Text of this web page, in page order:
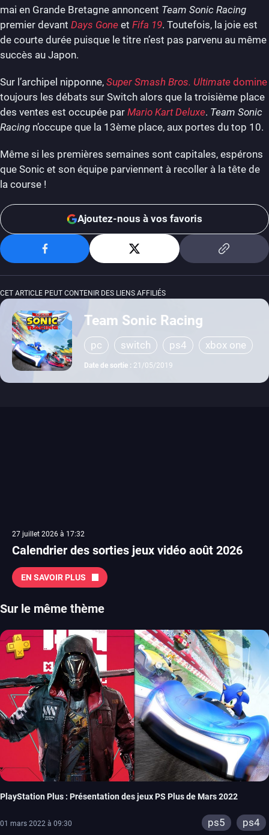
mai en Grande Bretagne annoncent Team Sonic Racing
premier devant Days Gone et Fifa 19. Toutefois, la joie est
de courte durée puisque le titre n’est pas parvenu au même
succès au Japon.
Sur l’archipel nipponne, Super Smash Bros. Ultimate domine
toujours les débats sur Switch alors que la troisième place
des ventes est occupée par Mario Kart Deluxe. Team Sonic
Racing n’occupe que la 13ème place, aux portes du top 10.
Même si les premières semaines sont capitales, espérons
que Sonic et son équipe parviennent à recoller à la tête de
la course !
Ajoutez-nous à vos favoris
CET ARTICLE PEUT CONTENIR DES LIENS AFFILIÉS
Team Sonic Racing
pc switch ps4 xbox one
Date de sortie : 21/05/2019
27 juillet 2026 à 17:32
Calendrier des sorties jeux vidéo août 2026
EN SAVOIR PLUS
Sur le même thème
PlayStation Plus : Présentation des jeux PS Plus de Mars 2022
01 mars 2022 à 09:30 ps5 ps4